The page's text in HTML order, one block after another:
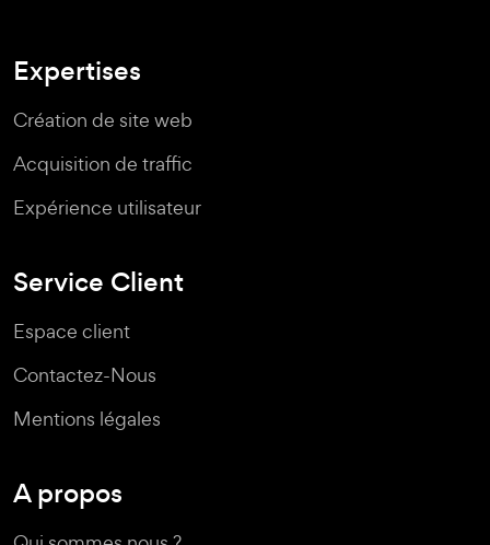
Expertises
Création de site web
Acquisition de traffic
Expérience utilisateur
Service Client
Espace client
Contactez-Nous
Mentions légales
A propos